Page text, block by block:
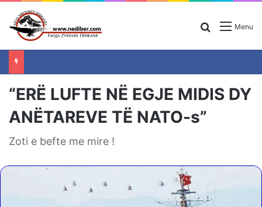
Menu
Search for
“ERË LUFTE NË EGJE MIDIS DY
ANËTAREVE TË NATO-s”
Zoti e befte me mire !